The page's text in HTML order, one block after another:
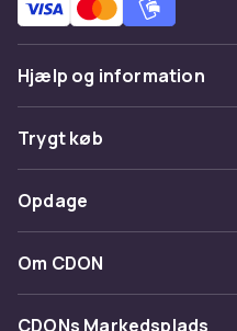
Hjælp og information
Ofte stillede spørgsmål
Spor pakke
Fortryd & returner her
Kontakt os
Trygt køb
Betaling
Levering
Tilbagekaldelser
Opdage
Kategorier
Maerke
Om CDON
Om os
CDONs Markedsplads